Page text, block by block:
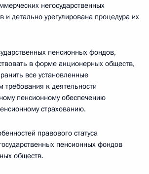
негосударственных
и детально урегулирована процедура их
пенсионных фондов,
в форме акционерных обществ,
все установленные
требования к деятельности
пенсионному обеспечению
страхованию.
правового статуса
пенсионных фондов
обществ.